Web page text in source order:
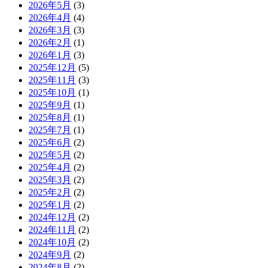
2026年5月 (3)
2026年4月 (4)
2026年3月 (3)
2026年2月 (1)
2026年1月 (3)
2025年12月 (5)
2025年11月 (3)
2025年10月 (1)
2025年9月 (1)
2025年8月 (1)
2025年7月 (1)
2025年6月 (2)
2025年5月 (2)
2025年4月 (2)
2025年3月 (2)
2025年2月 (2)
2025年1月 (2)
2024年12月 (2)
2024年11月 (2)
2024年10月 (2)
2024年9月 (2)